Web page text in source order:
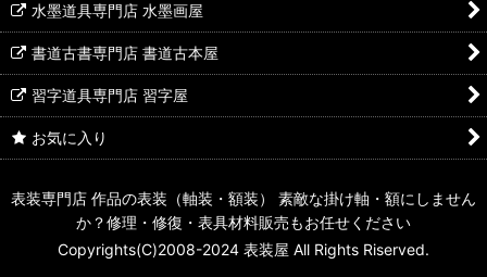
水墨道具専門店 水墨画屋
書道古書専門店 書道古本屋
習字道具専門店 習字屋
お気に入り
表装専門店 作品の表装（軸装・額装） 素敵な掛け軸・額にしません
か？修理・修復・表具材料販売もお任せください
Copyrights(C)2008-2024 表装屋 All Rights Riserved.